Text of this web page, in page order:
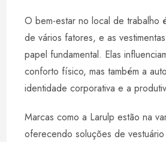
O bem-estar no local de trabalho
de vários fatores, e as
papel fundamental. Elas
conforto físico, mas também a
identidade corporativa e a
Marcas como a Larulp estão na
oferecendo soluções de